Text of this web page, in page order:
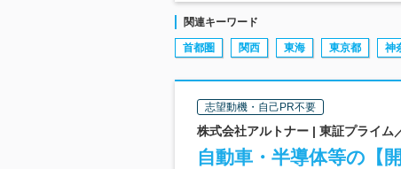
関連キーワード
首都圏 関西 東海 東京都 神
志望動機・自己PR不要
株式会社アルトナー | 東証プライム
自動車・半導体等の【